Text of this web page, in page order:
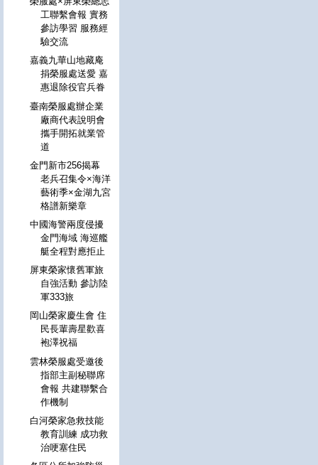
工聯繫會報 實務
參訪學習 服務經
驗交流
嘉義九華山地藏庵
捐榮服處送愛 嘉
惠退除役官兵眷
臺南榮服處辦企業
廠商代表說明會
攜手開拓就業管
道
金門新市256揭幕
老兵召集令×海洋
藝術季×金湖九宮
格譜新樂章
中國海警兩度侵擾
金門海域 海巡艦
艇全程對應拒止
屏東榮家懷舊軍旅
自強活動 參訪陸
軍333旅
岡山榮家慶生會 住
民長輩壽星歡喜
袍澤祝福
雲林榮服處受邀後
指部主副秘聯席
會報 共建聯繫合
作機制
白河榮家急救技能
教育訓練 成功救
治哽塞住民